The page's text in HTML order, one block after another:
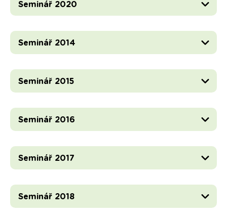
Seminář 2020
Seminář 2014
Seminář 2015
Seminář 2016
Seminář 2017
Seminář 2018